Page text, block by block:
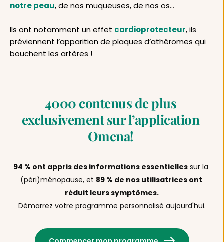
notre peau, de nos muqueuses, de nos os…
Ils ont notamment un effet cardioprotecteur, ils
préviennent l’apparition de plaques d’athéromes qui
bouchent les artères !
4000 contenus de plus
exclusivement sur l’application
Omena!
94 % ont appris des informations essentielles sur la
(péri)ménopause, et 89 % de nos utilisatrices ont
réduit leurs symptômes.
Démarrez votre programme personnalisé aujourd'hui.